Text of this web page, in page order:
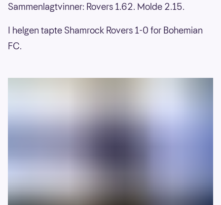
Sammenlagtvinner: Rovers 1.62. Molde 2.15.
I helgen tapte Shamrock Rovers 1-0 for Bohemian
FC.